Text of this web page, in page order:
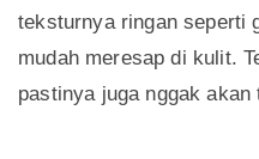
teksturnya ringan seperti
mudah meresap di kulit.
pastinya juga nggak